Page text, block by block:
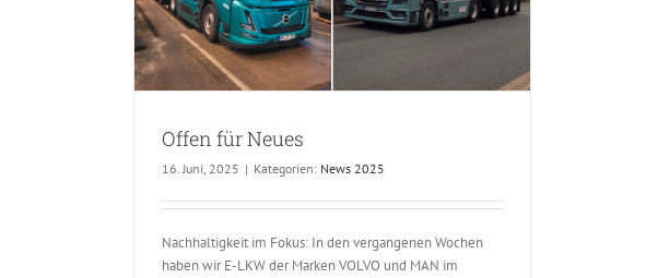
Offen für Neues
16. Juni, 2025 | Kategorien: News 2025
Nachhaltigkeit im Fokus: In den vergangenen Wochen
haben wir E-LKW der Marken VOLVO und MAN im